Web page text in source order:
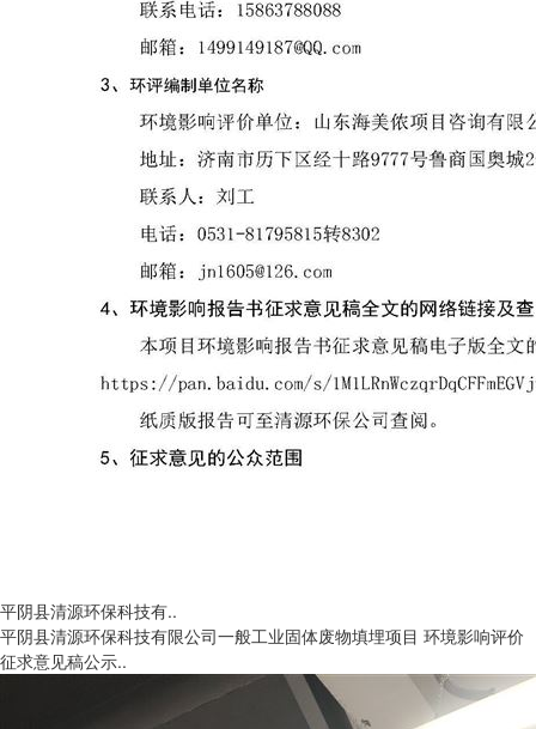
平阴县清源环保科技有..
平阴县清源环保科技有限公司一般工业固体废物填埋项目 环境影响评价
征求意见稿公示..